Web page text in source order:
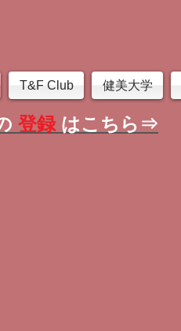
T&F Club 健美大学
登録 はこちら⇒